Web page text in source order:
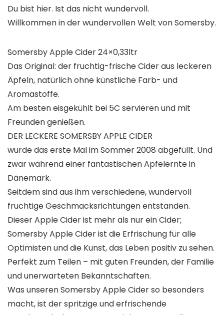
Du bist hier. Ist das nicht wundervoll.
Willkommen in der wundervollen Welt von Somersby.
Somersby Apple Cider 24×0,33ltr
Das Original: der fruchtig-frische Cider aus leckeren
Äpfeln, natürlich ohne künstliche Farb- und
Aromastoffe.
Am besten eisgekühlt bei 5C servieren und mit
Freunden genießen.
DER LECKERE SOMERSBY APPLE CIDER
wurde das erste Mal im Sommer 2008 abgefüllt. Und
zwar während einer fantastischen Apfelernte in
Dänemark.
Seitdem sind aus ihm verschiedene, wundervoll
fruchtige Geschmacksrichtungen entstanden.
Dieser Apple Cider ist mehr als nur ein Cider;
Somersby Apple Cider ist die Erfrischung für alle
Optimisten und die Kunst, das Leben positiv zu sehen.
Perfekt zum Teilen – mit guten Freunden, der Familie
und unerwarteten Bekanntschaften.
Was unseren Somersby Apple Cider so besonders
macht, ist der spritzige und erfrischende